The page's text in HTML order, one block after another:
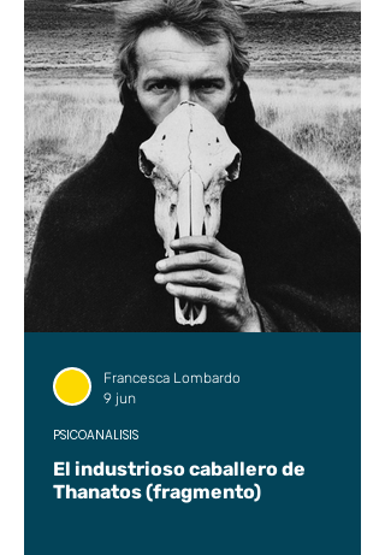
El industrioso caballero de
Thanatos (fragmento)
PSICOANÁLISIS
Francesca Lombardo
9 jun